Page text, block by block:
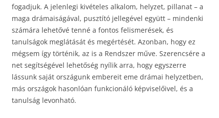
fogadjuk. A jelenlegi kivételes alkalom, helyzet, pillanat – a
maga drámaiságával, pusztító jellegével együtt – mindenki
számára lehetővé tenné a fontos felismerések, és
tanulságok meglátását és megértését. Azonban, hogy ez
mégsem így történik, az is a Rendszer műve. Szerencsére a
net segítségével lehetőség nyílik arra, hogy egyszerre
lássunk saját országunk embereit eme drámai helyzetben,
más országok hasonlóan funkcionáló képviselőivel, és a
tanulság levonható.